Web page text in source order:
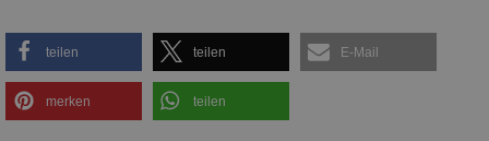
teilen teilen E-Mail
merken teilen